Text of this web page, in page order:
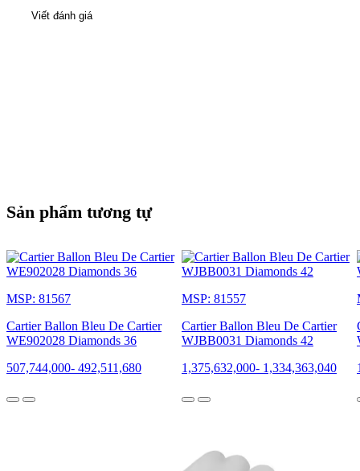
Viết đánh giá
Sản phẩm tương tự
MSP: 81567
Cartier Ballon Bleu De Cartier
WE902028 Diamonds 36
507,744,000- 492,511,680
MSP: 81557
Cartier Ballon Bleu De Cartier
WJBB0031 Diamonds 42
1,375,632,000- 1,334,363,040